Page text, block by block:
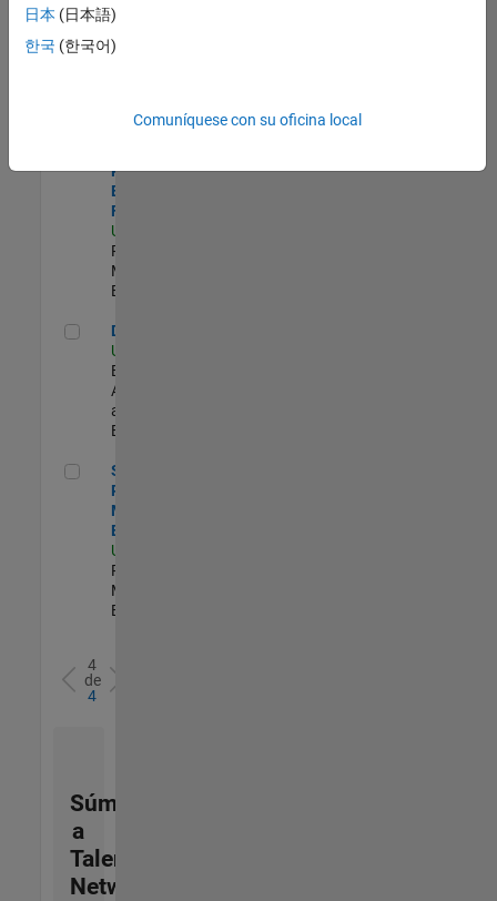
Ecosystem for
US-MA-Natick
Experimentado
Product
Engineer -
FPGA / ASIC
US-MA-Natick
Product
Marketing |
Experimentado
Data Architect
Data Architect
US-MA-Natick
Business
Applications
and Tools |
Experimentado
Senior Product Marketing Engineer
Senior
Product
Marketing
Engineer
US-MA-Natick
Product
Marketing |
Experimentado
4
de
4
Súmese
a
Talent
Network
日本 (日本語)
한국 (한국어)
Comuníquese con su oficina local